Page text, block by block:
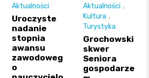
Aktualności
Uroczyste
nadanie
stopnia
awansu
zawodoweg
o
Aktualności ,
Kultura ,
Turystyka
Grochowski
skwer
Seniora
gospodarze